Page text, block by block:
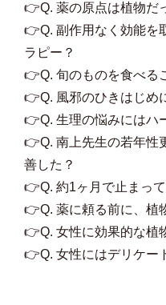
👉Q. 薬の原点は植物だ
👉Q. 副作用なく効能を
ラピー？
👉Q. 旬のものを食べる
👉Q. 風邪のひきはじめ
👉Q. 生理の悩みにはハ
👉Q. 南上先生の若年性
善した？
👉Q. 約1ヶ月で止まっ
👉Q. 薬に頼る前に、植
👉Q. 女性に効果的な植
👉Q. 女性にはデリケー